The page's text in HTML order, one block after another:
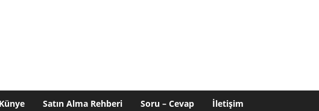
Künye Satın Alma Rehberi Soru – Cevap İletişim